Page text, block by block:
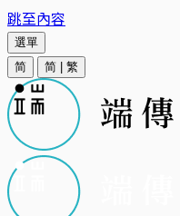
跳至內容
選單
简
简 繁